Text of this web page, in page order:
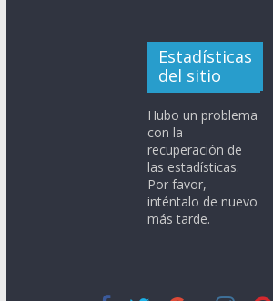
Estadísticas
del sitio
Hubo un problema
con la
recuperación de
las estadísticas.
Por favor,
inténtalo de nuevo
más tarde.